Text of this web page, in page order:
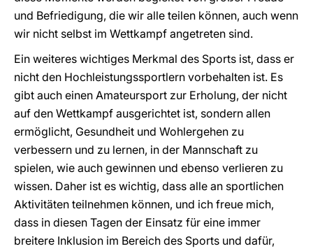
und Befriedigung, die wir alle teilen können, auch wenn
wir nicht selbst im Wettkampf angetreten sind.
Ein weiteres wichtiges Merkmal des Sports ist, dass er
nicht den Hochleistungssportlern vorbehalten ist. Es
gibt auch einen Amateursport zur Erholung, der nicht
auf den Wettkampf ausgerichtet ist, sondern allen
ermöglicht, Gesundheit und Wohlergehen zu
verbessern und zu lernen, in der Mannschaft zu
spielen, wie auch gewinnen und ebenso verlieren zu
wissen. Daher ist es wichtig, dass alle an sportlichen
Aktivitäten teilnehmen können, und ich freue mich,
dass in diesen Tagen der Einsatz für eine immer
breitere Inklusion im Bereich des Sports und dafür,